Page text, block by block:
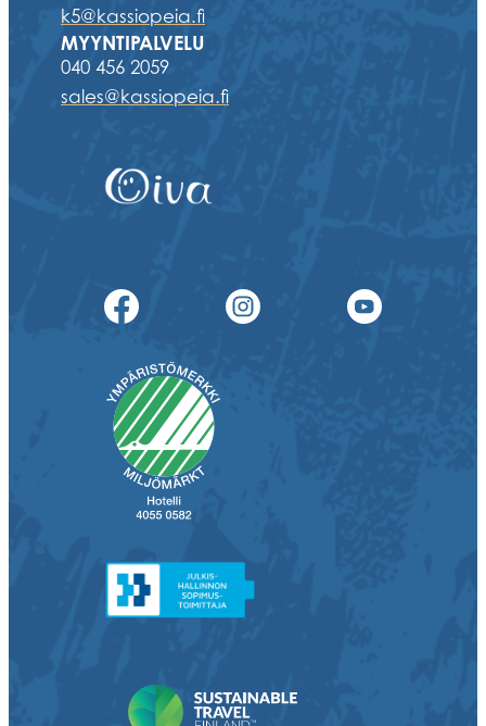
k5@kassiopeia.fi
MYYNTIPALVELU
040 456 2059
sales@kassiopeia.fi